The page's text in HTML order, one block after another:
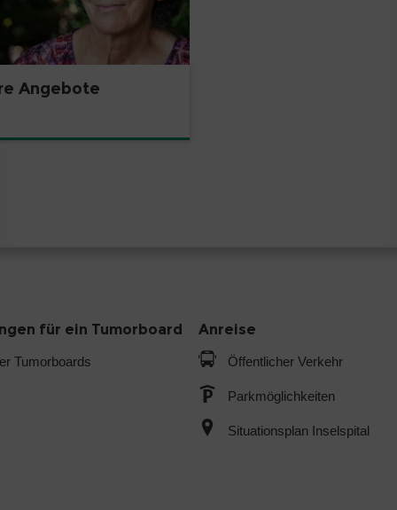
Angebote
für ein Tumorboard
Tumorboards
Anreise
Öffentlicher Verkehr
Parkmöglichkeiten
Situationsplan Inselspital